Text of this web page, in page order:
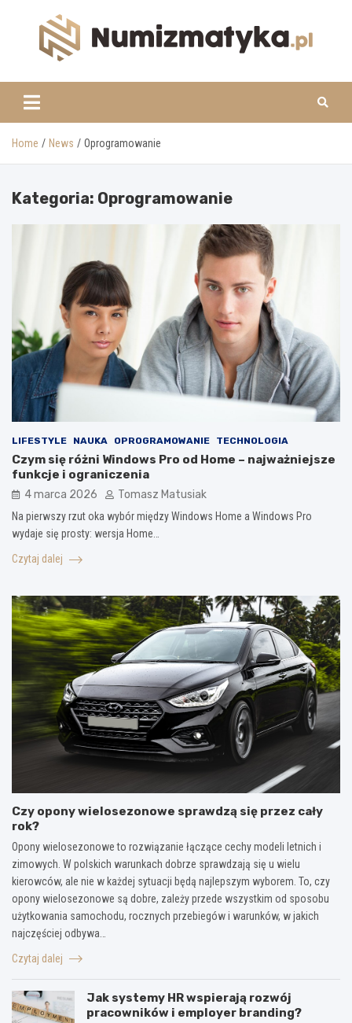
www.numizmatyka.pl
Home News Oprogramowanie
Kategoria: Oprogramowanie
LIFESTYLE NAUKA OPROGRAMOWANIE TECHNOLOGIA
Czym się różni Windows Pro od Home – najważniejsze
funkcje i ograniczenia
4 marca 2026 Tomasz Matusiak
Na pierwszy rzut oka wybór między Windows Home a Windows Pro
wydaje się prosty: wersja Home…
Czytaj dalej
Czy opony wielosezonowe sprawdzą się przez cały
rok?
Opony wielosezonowe to rozwiązanie łączące cechy modeli letnich i
zimowych. W polskich warunkach dobrze sprawdzają się u wielu
kierowców, ale nie w każdej sytuacji będą najlepszym wyborem. To, czy
opony wielosezonowe są dobre, zależy przede wszystkim od sposobu
użytkowania samochodu, rocznych przebiegów i warunków, w jakich
najczęściej odbywa…
Czytaj dalej
Jak systemy HR wspierają rozwój
pracowników i employer branding?